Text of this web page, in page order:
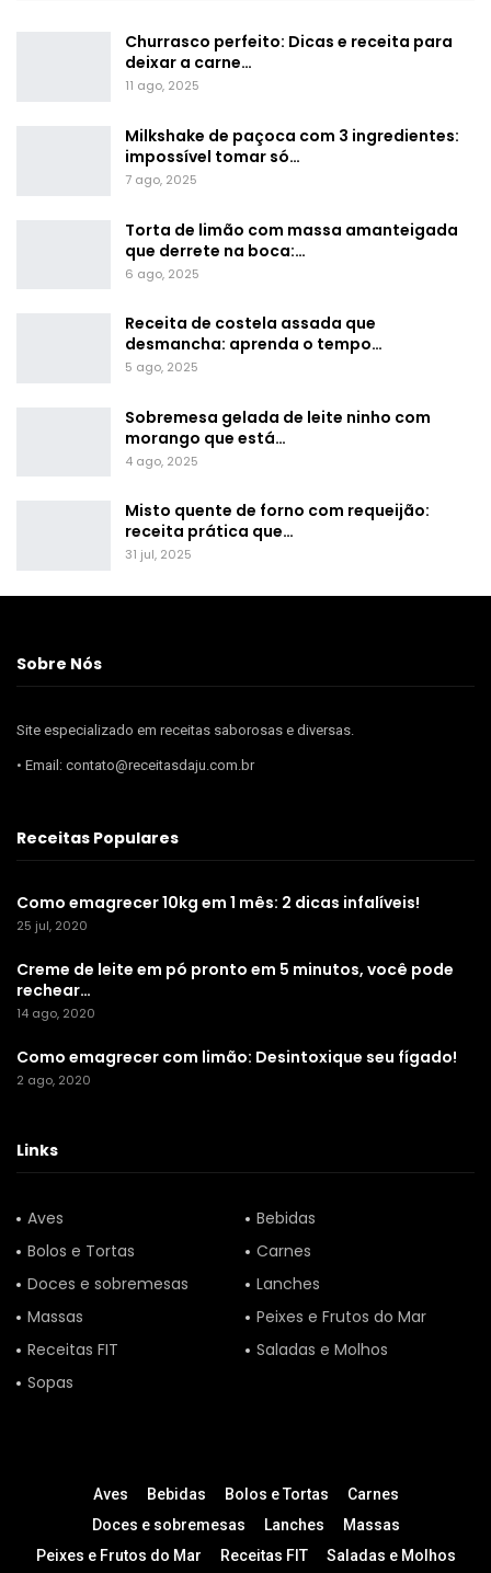
Churrasco perfeito: Dicas e receita para
deixar a carne…
11 ago, 2025
Milkshake de paçoca com 3 ingredientes:
impossível tomar só…
7 ago, 2025
Torta de limão com massa amanteigada
que derrete na boca:…
6 ago, 2025
Receita de costela assada que
desmancha: aprenda o tempo…
5 ago, 2025
Sobremesa gelada de leite ninho com
morango que está…
4 ago, 2025
Misto quente de forno com requeijão:
receita prática que…
31 jul, 2025
Sobre Nós
Site especializado em receitas saborosas e diversas.
• Email: contato@receitasdaju.com.br
Receitas Populares
Como emagrecer 10kg em 1 mês: 2 dicas infalíveis!
25 jul, 2020
Creme de leite em pó pronto em 5 minutos, você pode
rechear…
14 ago, 2020
Como emagrecer com limão: Desintoxique seu fígado!
2 ago, 2020
Links
Aves
Bebidas
Bolos e Tortas
Carnes
Doces e sobremesas
Lanches
Massas
Peixes e Frutos do Mar
Receitas FIT
Saladas e Molhos
Sopas
Aves Bebidas Bolos e Tortas
Carnes
Doces e sobremesas
Lanches
Massas
Peixes e Frutos do Mar
Receitas FIT Saladas e Molhos